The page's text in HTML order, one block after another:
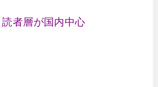
者層が国内中心